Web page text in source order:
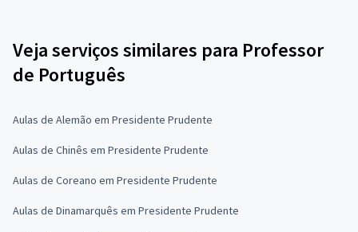
Veja serviços similares para Professor
de Português
Aulas de Alemão em Presidente Prudente
Aulas de Chinês em Presidente Prudente
Aulas de Coreano em Presidente Prudente
Aulas de Dinamarquês em Presidente Prudente